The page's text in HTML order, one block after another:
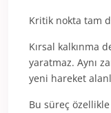
Kritik nokta tam
Kırsal kalkınma
yaratmaz. Aynı
yeni hareket
Bu süreç